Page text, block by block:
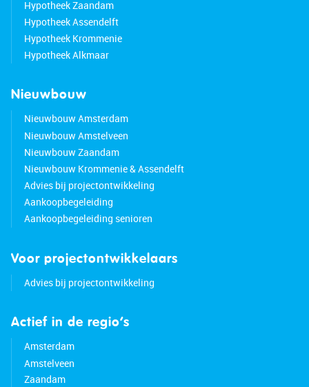
Hypotheek Zaandam
Hypotheek Assendelft
Hypotheek Krommenie
Hypotheek Alkmaar
Nieuwbouw
Nieuwbouw Amsterdam
Nieuwbouw Amstelveen
Nieuwbouw Zaandam
Nieuwbouw Krommenie & Assendelft
Advies bij projectontwikkeling
Aankoopbegeleiding
Aankoopbegeleiding senioren
Voor projectontwikkelaars
Advies bij projectontwikkeling
Actief in de regio’s
Amsterdam
Amstelveen
Zaandam